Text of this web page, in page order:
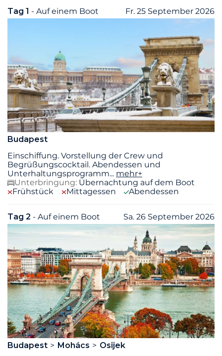
Tag 1 - Auf einem Boot Fr. 25 September 2026
Budapest
Einschiffung. Vorstellung der Crew und
Begrüßungscocktail. Abendessen und
Unterhaltungsprogramm... mehr+
Unterbringung: Übernachtung auf dem Boot
Frühstück
Mittagessen Abendessen
Tag 2 - Auf einem Boot Sa. 26 September 2026
Budapest Mohács
Osijek